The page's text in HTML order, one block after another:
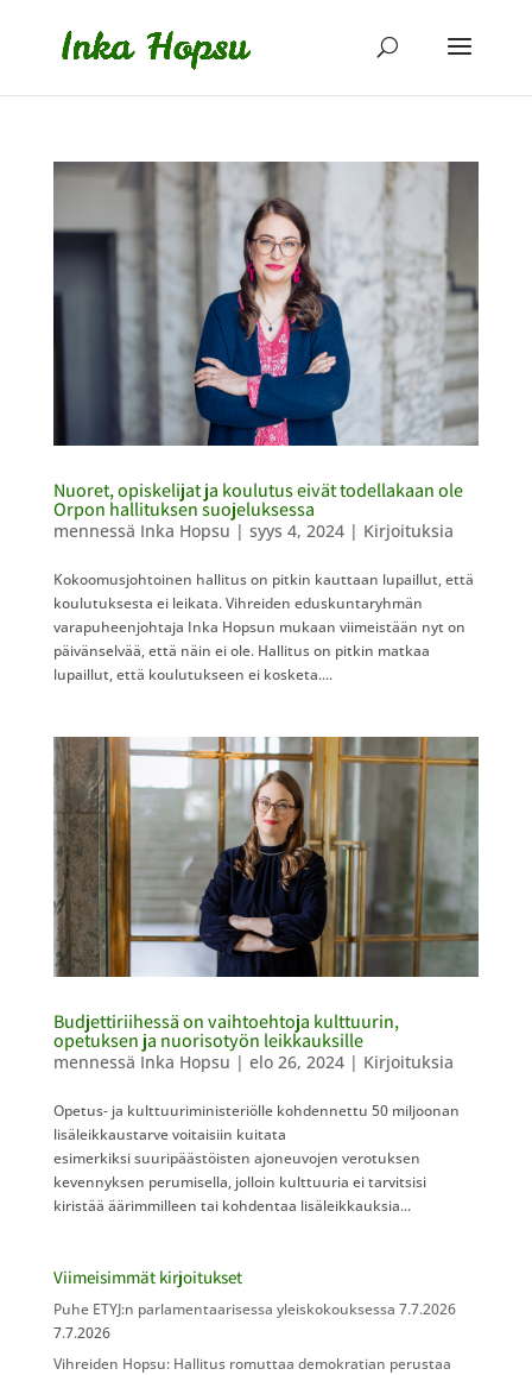
Nuoret, opiskelijat ja koulutus eivät todellakaan ole
Orpon hallituksen suojeluksessa
mennessä Inka Hopsu | syys 4, 2024| Kirjoituksia
Kokoomusjohtoinen hallitus on pitkin kauttaan lupaillut, että
koulutuksesta ei leikata. Vihreiden eduskuntaryhmän
varapuheenjohtaja Inka Hopsun mukaan viimeistään nyt on
päivänselvää, että näin ei ole. Hallitus on pitkin matkaa
lupaillut, että koulutukseen ei kosketa....
Budjettiriihessä on vaihtoehtoja kulttuurin,
opetuksen ja nuorisotyön leikkauksille
mennessä Inka Hopsu | elo 26, 2024| Kirjoituksia
Opetus- ja kulttuuriministeriölle kohdennettu 50 miljoonan
lisäleikkaustarve voitaisiin kuitata
esimerkiksi suuripäästöisten ajoneuvojen verotuksen
kevennyksen perumisella, jolloin kulttuuria ei tarvitsisi
kiristää äärimmilleen tai kohdentaa lisäleikkauksia...
Viimeisimmät kirjoitukset
Puhe ETYJ:n parlamentaarisessa yleiskokouksessa 7.7.2026
7.7.2026
Vihreiden Hopsu: Hallitus romuttaa demokratian perustaa